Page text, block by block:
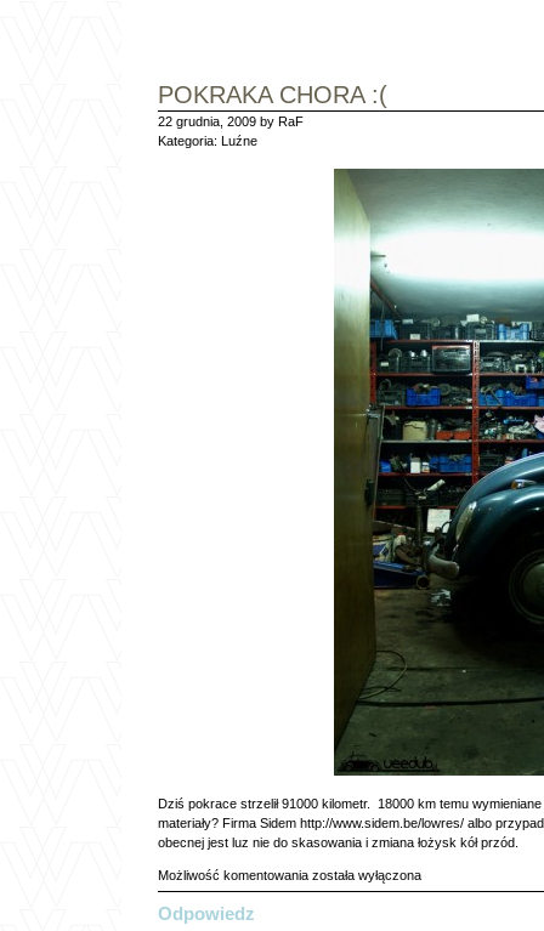
POKRAKA CHORA :(
22 grudnia, 2009 by RaF
Kategoria: Luźne
Dziś pokrace strzelił 91000 kilometr. 18000 km temu
materiały? Firma Sidem http://www.sidem.be/lowres/ albo
obecnej jest luz nie do skasowania i zmiana łożysk kół przód.
Możliwość komentowania Pokraka
chora
została wyłączona
Odpowiedz